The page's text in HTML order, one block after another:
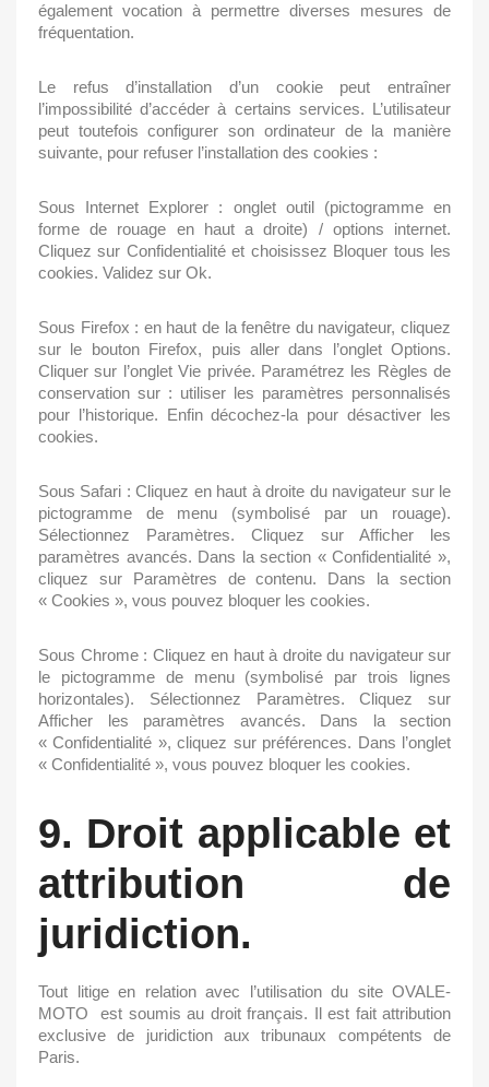
également vocation à permettre diverses mesures de
fréquentation.
Le refus d’installation d’un cookie peut entraîner
l’impossibilité d’accéder à certains services. L’utilisateur
peut toutefois configurer son ordinateur de la manière
suivante, pour refuser l’installation des cookies :
Sous Internet Explorer : onglet outil (pictogramme en
forme de rouage en haut a droite) / options internet.
Cliquez sur Confidentialité et choisissez Bloquer tous les
cookies. Validez sur Ok.
Sous Firefox : en haut de la fenêtre du navigateur, cliquez
sur le bouton Firefox, puis aller dans l’onglet Options.
Cliquer sur l’onglet Vie privée. Paramétrez les Règles de
conservation sur : utiliser les paramètres personnalisés
pour l’historique. Enfin décochez-la pour désactiver les
cookies.
Sous Safari : Cliquez en haut à droite du navigateur sur le
pictogramme de menu (symbolisé par un rouage).
Sélectionnez Paramètres. Cliquez sur Afficher les
paramètres avancés. Dans la section « Confidentialité »,
cliquez sur Paramètres de contenu. Dans la section
« Cookies », vous pouvez bloquer les cookies.
Sous Chrome : Cliquez en haut à droite du navigateur sur
le pictogramme de menu (symbolisé par trois lignes
horizontales). Sélectionnez Paramètres. Cliquez sur
Afficher les paramètres avancés. Dans la section
« Confidentialité », cliquez sur préférences. Dans l’onglet
« Confidentialité », vous pouvez bloquer les cookies.
9. Droit applicable et
attribution de
juridiction.
Tout litige en relation avec l’utilisation du site OVALE-
MOTO
est soumis au droit français. Il est fait attribution
exclusive de juridiction aux tribunaux compétents de
Paris.